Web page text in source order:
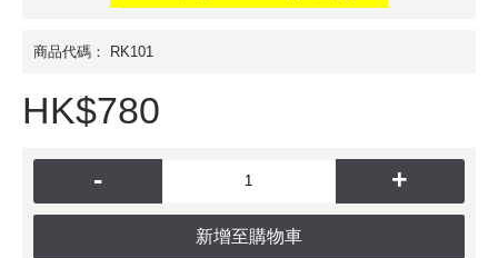
商品代碼： RK101
HK$780
- +
新增至購物車